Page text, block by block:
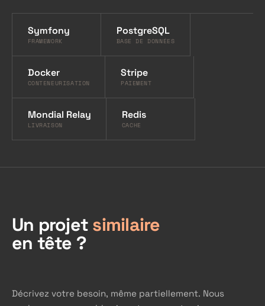
Symfony
FRAMEWORK
PostgreSQL
BASE DE DONNÉES
Docker
CONTENEURISATION
Stripe
PAIEMENT
Mondial Relay
LIVRAISON
Redis
CACHE
Un projet similaire
en tête ?
Décrivez votre besoin, même partiellement. Nous